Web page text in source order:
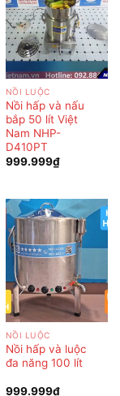
NỒI LUỘC
Nồi hấp và nấu
bắp 50 lít Việt
Nam NHP-
D410PT
999.999₫
NỒI LUỘC
Nồi hấp và luộc
đa năng 100 lít
999.999₫